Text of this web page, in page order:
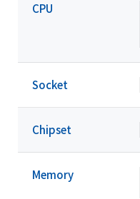
CPU
Socket
Chipset
Memory